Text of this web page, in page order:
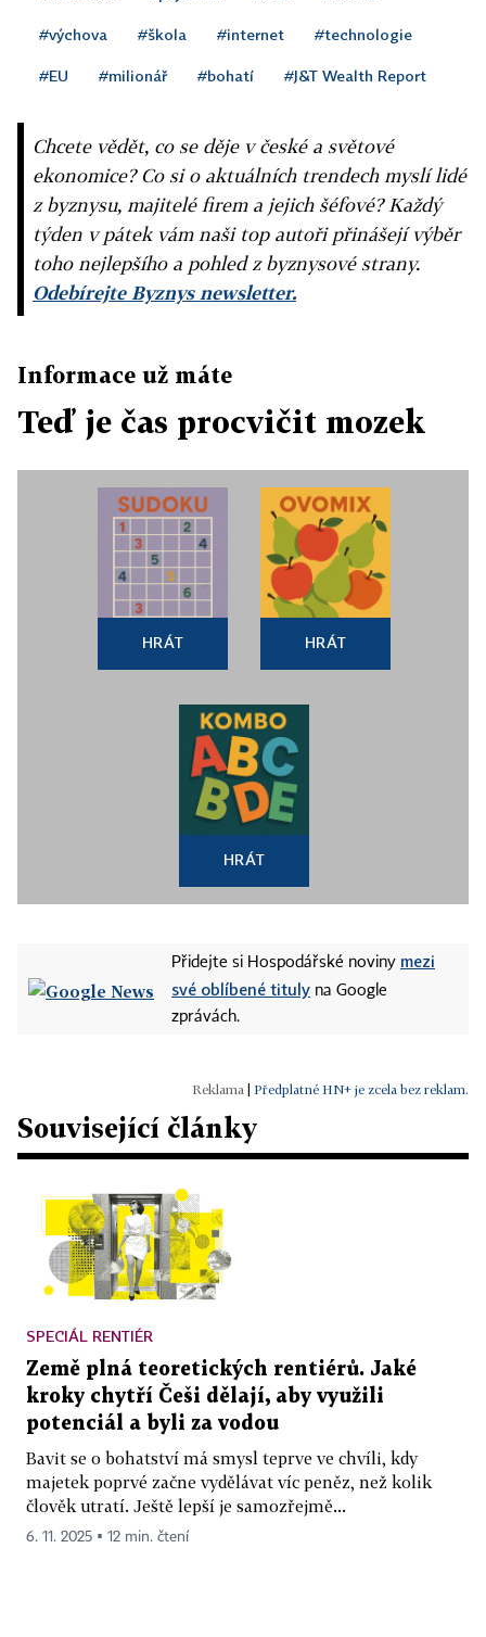
#výchova #škola #internet #technologie
#EU #milionář #bohatí #J&T Wealth Report
Chcete vědět, co se děje v české a světové
ekonomice? Co si o aktuálních trendech myslí lidé
z byznysu, majitelé firem a jejich šéfové? Každý
týden v pátek vám naši top autoři přinášejí výběr
toho nejlepšího a pohled z byznysové strany.
Odebírejte Byznys newsletter.
Informace už máte
Teď je čas procvičit mozek
HRÁT HRÁT
HRÁT
Přidejte si Hospodářské noviny mezi
své oblíbené tituly na Google
zprávách.
Předplatné HN+ je zcela bez reklam.
Související články
SPECIÁL RENTIÉR
Země plná teoretických rentiérů. Jaké
kroky chytří Češi dělají, aby využili
potenciál a byli za vodou
Bavit se o bohatství má smysl teprve ve chvíli, kdy
majetek poprvé začne vydělávat víc peněz, než kolik
člověk utratí. Ještě lepší je samozřejmě...
6. 11. 2025 ▪ 12 min. čtení